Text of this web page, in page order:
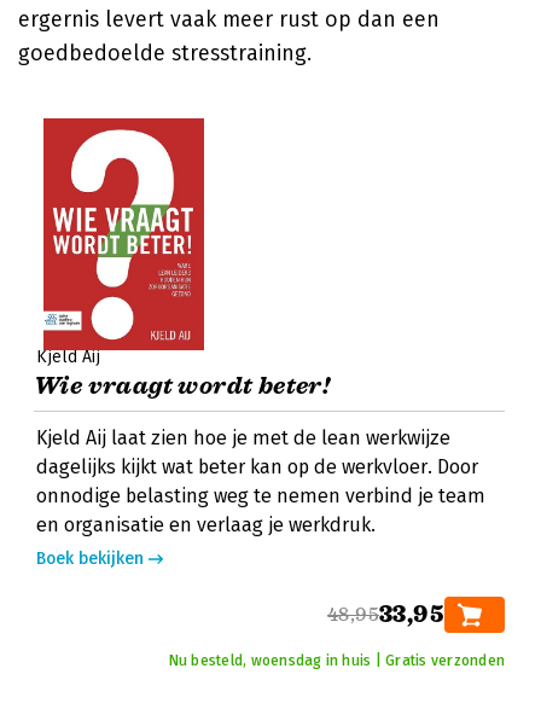
ergernis levert vaak meer rust op dan een
goedbedoelde stresstraining.
Kjeld Aij
Wie vraagt wordt beter!
Kjeld Aij laat zien hoe je met de lean werkwijze
dagelijks kijkt wat beter kan op de werkvloer. Door
onnodige belasting weg te nemen verbind je team
en organisatie en verlaag je werkdruk.
Boek bekijken
48,9533,95
Nu besteld, woensdag in huis | Gratis verzonden